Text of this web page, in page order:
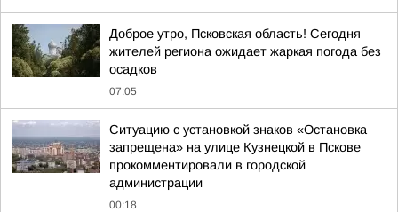
Доброе утро, Псковская область! Сегодня
жителей региона ожидает жаркая погода без
осадков
07:05
Ситуацию с установкой знаков «Остановка
запрещена» на улице Кузнецкой в Пскове
прокомментировали в городской
администрации
00:18